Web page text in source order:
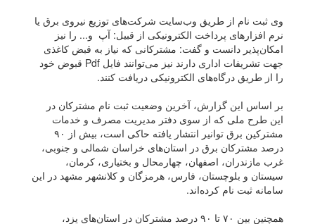
وی ثبت نام از طریق وب‌سایت شرکت‌های توزیع نیروی برق یا
نرم افزار‌های پرداخت الکترونیکی از قبیل: آپ و... را نیز
امکان‌پذیر دانست و گفت: مشترکانی که نیاز به قبض کاغذی
جهت تشریفات اداری دارند نیز می‌توانند فایل Pdf قبوض خود
را از طریق درگاه‌های الکترونیکی دریافت کنند.
بر اساس این گزارش، آخرین وضعیت ثبت نام مشترکان در
این طرح ملی که از سوی دفتر مدیریت مصرف و خدمات
مشترکین برق توانیر انتشار یافته حاکی است، بیش از ۹۰
درصد مشترکان برق در استان‌های خراسان شمالی و جنوبی،
غرب مازندران، اصفهان، چهارمحال و بختیاری، کرمان،
سیستان و بلوچستان، فارس، هرمزگان و کلانشهر مشهد در این
سامانه ثبت نام کرده‌اند.
همچنین بین ۷۰ تا ۹۰ درصد مشترکان در استان‌های یزد،